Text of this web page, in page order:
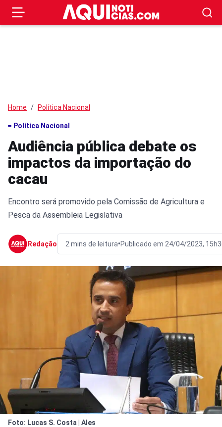
Home Política Nacional
Política Nacional
Audiência pública debate os
impactos da importação do
cacau
Encontro será promovido pela Comissão de Agricultura e
Pesca da Assembleia Legislativa
Redação 2 mins de leitura•Publicado em 24/04/2023,
Foto: Lucas S. Costa | Ales